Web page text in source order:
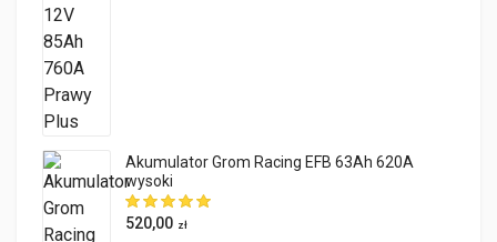
Akumulator Grom Racing EFB 63Ah 620A
wysoki
520,00 zł